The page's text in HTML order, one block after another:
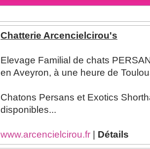
Chatterie Arcencielcirou's
Elevage Familial de chats
en Aveyron, à une heure de
Chatons Persans et Exotics
disponibles...
www.arcencielcirou.fr | Détails